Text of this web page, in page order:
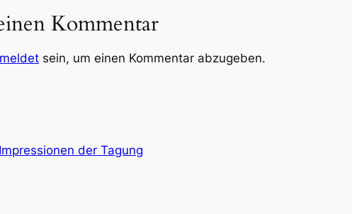
Kommentar
sein, um einen Kommentar abzugeben.
Impressionen der Tagung